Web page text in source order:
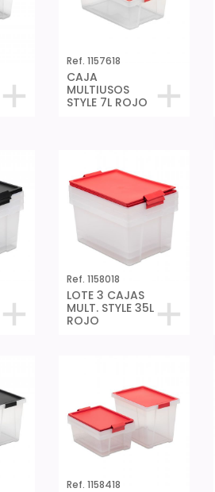
Ref. 1157618
CAJA
MULTIUSOS
STYLE 7L ROJO
Ref. 1158018
LOTE 3 CAJAS
MULT. STYLE 35L
ROJO
Ref. 1158418